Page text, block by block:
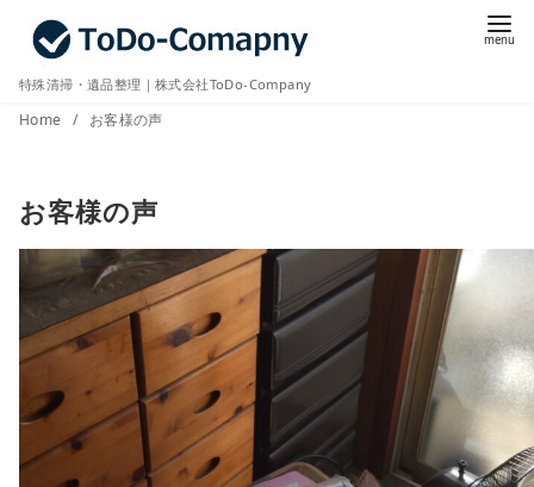
特殊清掃・遺品整理｜株式会社ToDo-Company
Home お客様の声
お客様の声